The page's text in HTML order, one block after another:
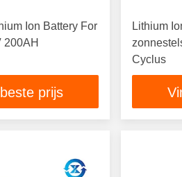
Ion Battery For
200AH
prijs
Lithium
Cyclus